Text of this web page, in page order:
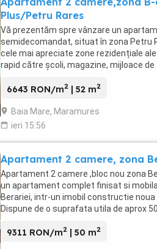
Plus/Petru Rares
Vă prezentăm spre vânzare un
semidecomandat, situat în zona Petru
cele mai apreciate zone rezidențiale
rapid către școli, magazine, mijloace
6643 RON/m2 | 52 m2
Baia Mare, Maramures
ieri 15:56
Apartament 2 camere, zona
Apartament 2 camere ,bloc nou zona
un apartament complet finisat si
Berariei, intr-un imobil constructie noua
Dispune de o suprafata utila de aprox
9311 RON/m2 | 50 m2